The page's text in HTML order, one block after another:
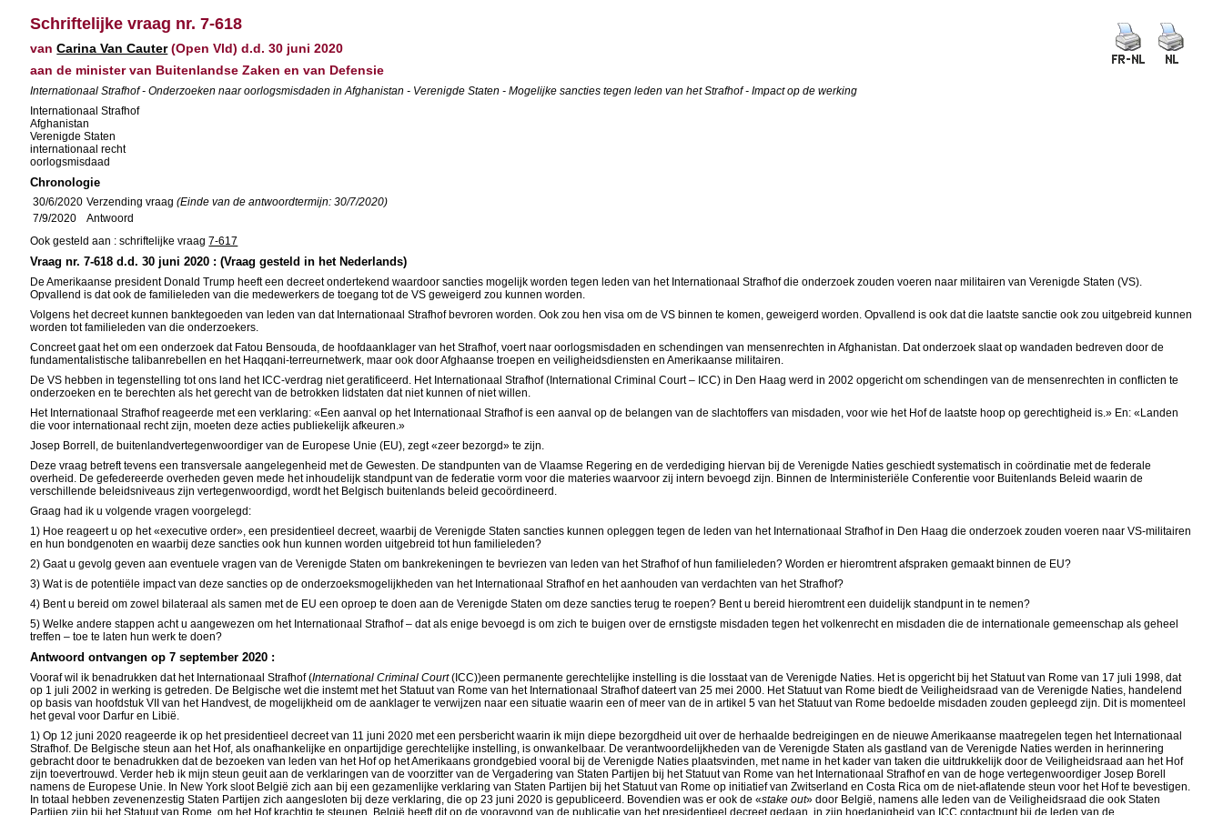
Schriftelijke vraag nr. 7-618
vanCarina Van Cauter(Open Vld) d.d. 30 juni 2020
aan de minister van Buitenlandse Zaken en van Defensie
Internationaal Strafhof - Onderzoeken naar oorlogsmisdaden in Afghanistan - Verenigde Staten - Mogelijke sancties tegen leden van het Strafhof - Impact op de werking
Internationaal Strafhof
Afghanistan
Verenigde Staten
internationaal recht
oorlogsmisdaad
Chronologie
30/6/2020 Verzending vraag(Einde van de antwoordtermijn: 30/7/2020)
7/9/2020
Antwoord
Ook gesteld aan : schriftelijke vraag7-617
Vraag nr. 7-618 d.d. 30 juni 2020 : (Vraag gesteld in het Nederlands)
De Amerikaanse president Donald Trump heeft een decreet ondertekend waardoor sancties mogelijk worden tegen leden van het Internationaal Strafhof die onderzoek zouden voeren naar militairen van Verenigde Staten (VS).
Opvallend is dat ook de familieleden van die medewerkers de toegang tot de VS geweigerd zou kunnen worden.
Volgens het decreet kunnen banktegoeden van leden van dat Internationaal Strafhof bevroren worden. Ook zou hen visa om de VS binnen te komen, geweigerd worden. Opvallend is ook dat die laatste sanctie ook zou uitgebreid kunnen
worden tot familieleden van die onderzoekers.
Concreet gaat het om een onderzoek dat Fatou Bensouda, de hoofdaanklager van het Strafhof, voert naar oorlogsmisdaden en schendingen van mensenrechten in Afghanistan. Dat onderzoek slaat op wandaden bedreven door de
fundamentalistische talibanrebellen en het Haqqani-terreurnetwerk, maar ook door Afghaanse troepen en veiligheidsdiensten en Amerikaanse militairen.
De VS hebben in tegenstelling tot ons land het ICC-verdrag niet geratificeerd. Het Internationaal Strafhof (International Criminal Court – ICC) in Den Haag werd in 2002 opgericht om schendingen van de mensenrechten in conflicten te
onderzoeken en te berechten als het gerecht van de betrokken lidstaten dat niet kunnen of niet willen.
Het Internationaal Strafhof reageerde met een verklaring: «Een aanval op het Internationaal Strafhof is een aanval op de belangen van de slachtoffers van misdaden, voor wie het Hof de laatste hoop op gerechtigheid is.» En: «Landen
die voor internationaal recht zijn, moeten deze acties publiekelijk afkeuren.»
Josep Borrell, de buitenlandvertegenwoordiger van de Europese Unie (EU), zegt «zeer bezorgd» te zijn.
Deze vraag betreft tevens een transversale aangelegenheid met de Gewesten. De standpunten van de Vlaamse Regering en de verdediging hiervan bij de Verenigde Naties geschiedt systematisch in coördinatie met de federale
overheid. De gefedereerde overheden geven mede het inhoudelijk standpunt van de federatie vorm voor die materies waarvoor zij intern bevoegd zijn. Binnen de Interministeriële Conferentie voor Buitenlands Beleid waarin de
verschillende beleidsniveaus zijn vertegenwoordigd, wordt het Belgisch buitenlands beleid gecoördineerd.
Graag had ik u volgende vragen voorgelegd:
1) Hoe reageert u op het «executive order», een presidentieel decreet, waarbij de Verenigde Staten sancties kunnen opleggen tegen de leden van het Internationaal Strafhof in Den Haag die onderzoek zouden voeren naar VS-militairen
en hun bondgenoten en waarbij deze sancties ook hun kunnen worden uitgebreid tot hun familieleden?
2) Gaat u gevolg geven aan eventuele vragen van de Verenigde Staten om bankrekeningen te bevriezen van leden van het Strafhof of hun familieleden? Worden er hieromtrent afspraken gemaakt binnen de EU?
3) Wat is de potentiële impact van deze sancties op de onderzoeksmogelijkheden van het Internationaal Strafhof en het aanhouden van verdachten van het Strafhof?
4) Bent u bereid om zowel bilateraal als samen met de EU een oproep te doen aan de Verenigde Staten om deze sancties terug te roepen? Bent u bereid hieromtrent een duidelijk standpunt in te nemen?
5) Welke andere stappen acht u aangewezen om het Internationaal Strafhof – dat als enige bevoegd is om zich te buigen over de ernstigste misdaden tegen het volkenrecht en misdaden die de internationale gemeenschap als geheel
treffen – toe te laten hun werk te doen?
Antwoord ontvangen op 7 september 2020 :
Voorafwil ik benadrukken dat het Internationaal Strafhof (International Criminal Court(ICC))een permanente gerechtelijke instelling is die losstaat van de Verenigde Naties. Het is opgericht bij het Statuut van Rome van 17 juli 1998, dat
op 1 juli 2002 in werking is getreden. De Belgische wet die instemt met het Statuut van Rome van het Internationaal Strafhof dateert van 25 mei 2000. Het Statuut van Rome biedt de Veiligheidsraad van de Verenigde Naties, handelend
op basis van hoofdstuk VII van het Handvest, de mogelijkheid om de aanklager te verwijzen naar een situatie waarin een of meer van de in artikel 5 van het Statuut van Rome bedoelde misdaden zouden gepleegd zijn. Dit is momenteel
het geval voor Darfur en Libië.
1) Op 12 juni 2020 reageerde ik op het presidentieel decreet van 11 juni 2020 met een persbericht waarin ik mijn diepe bezorgdheid uit over de herhaalde bedreigingen en de nieuwe Amerikaanse maatregelen tegen het Internationaal
Strafhof. De Belgische steun aan het Hof, als onafhankelijke en onpartijdige gerechtelijke instelling, is onwankelbaar. De verantwoordelijkheden van de Verenigde Staten als gastland van de Verenigde Naties werden in herinnering
gebracht door te benadrukken dat de bezoeken van leden van het Hof op het Amerikaans grondgebied vooral bij de Verenigde Naties plaatsvinden, met name in het kader van taken die uitdrukkelijk door de Veiligheidsraad aan het Hof
zijn toevertrouwd. Verder heb ik mijn steun geuit aan de verklaringen van de voorzitter van de Vergadering van Staten Partijen bij het Statuut van Rome van het Internationaal Strafhof en van de hoge vertegenwoordiger Josep Borell
namens de Europese Unie. In New York sloot België zich aan bij een gezamenlijke verklaring van Staten Partijen bij het Statuut van Rome op initiatief van Zwitserland en Costa Rica om de niet-aflatende steun voor het Hof te bevestigen.
In totaal hebben zevenenzestig Staten Partijen zich aangesloten bij deze verklaring, die op 23 juni 2020 is gepubliceerd. Bovendien was er ook de «stake out» door België, namens alle leden van de Veiligheidsraad die ook Staten
Partijen zijn bij het Statuut van Rome, om het Hof krachtig te steunen. België heeft dit op de vooravond van de publicatie van het presidentieel decreet gedaan, in zijn hoedanigheid van ICC contactpunt bij de leden van de